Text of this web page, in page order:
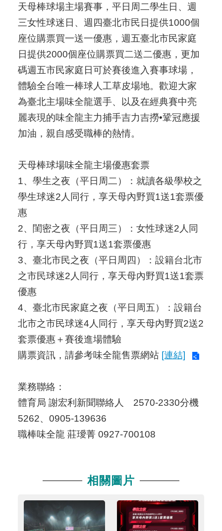
天母棒球場主場賽事，平日周二學生日、週
三女性球迷日、週四臺北市民日提供1000個
座位購票買一送一優惠，週五臺北市民家庭
日提供2000個座位購票買二送二優惠，更加
碼週五市民家庭日可於賽後進入賽事球場，
體驗全台唯一棒球人工草皮場地。歡迎大家
為臺北主場味全龍選手、以及在經典賽中亮
麗表現的味全龍主力捕手吉力吉撈•鞏冠應援
加油，親自感受職棒的熱情。
天母棒球場味全龍主場優惠套票
1、學生之夜（平日周二）：就讀各級學校之
學生球迷2人同行，享天母內野買1送1套票優
惠
2、閨密之夜（平日周三）：女性球迷2人同
行，享天母內野買1送1套票優惠
3、臺北市民之夜（平日周四）：設籍台北市
之市民球迷2人同行，享天母內野買1送1套票
優惠
4、臺北市民家庭之夜（平日周五）：設籍台
北市之市民球迷4人同行，享天母內野買2送2
套票優惠＋賽後進場體驗
購票資訊，請參考味全龍售票網站 [連結]
業務聯絡：
體育局 謝宏利新聞聯絡人 2570-2330分機
5262、0905-139636
職棒味全龍 莊璦菁 0927-700108
相關圖片